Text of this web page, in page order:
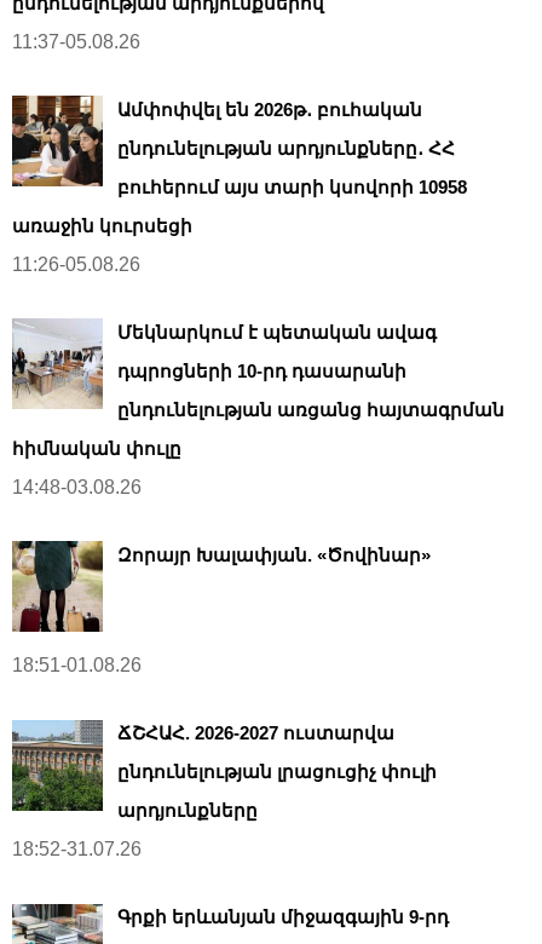
11:37-05.08.26
Ամփոփվել են 2026թ․ բուհական
ընդունելության արդյունքները․ ՀՀ
բուհերում այս տարի կսովորի 10958
առաջին կուրսեցի
11:26-05.08.26
Մեկնարկում է պետական ավագ
դպրոցների 10-րդ դասարանի
ընդունելության առցանց հայտագրման
հիմնական փուլը
14:48-03.08.26
Զորայր Խալափյան. «Ծովինար»
18:51-01.08.26
ՃՇՀԱՀ. 2026-2027 ուստարվա
ընդունելության լրացուցիչ փուլի
արդյունքները
18:52-31.07.26
Գրքի երևանյան միջազգային 9-րդ